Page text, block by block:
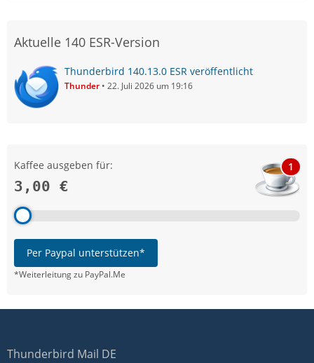
Aktuelle 140 ESR-Version
Thunderbird 140.13.0 ESR veröffentlicht
Thunder 22. Juli 2026 um 19:16
Kaffee ausgeben für:
3,00 €
1
Per Paypal unterstützen*
*Weiterleitung zu PayPal.Me
Thunderbird Mail DE